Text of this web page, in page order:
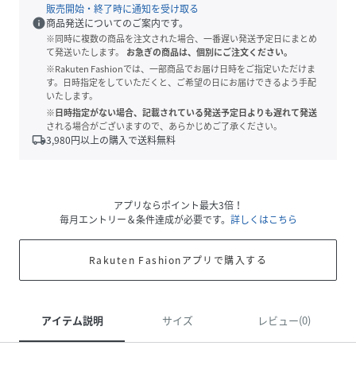
販売開始・終了時に通知を受け取る
info商品発送についてのご案内です。
※同時に複数の商品を注文された場合、一番遅い発送予定日にまとめ
て発送いたします。
お急ぎの商品は、個別にご注文ください。
※Rakuten Fashionでは、一部商品でお届け日時をご指定いただけま
す。日時指定をしていただくと、ご希望の日にお届けできるよう手配
いたします。
※日時指定がない場合、記載されている発送予定日よりも遅れて発送
される場合がございますので、あらかじめご了承ください。
local_shipping3,980円以上の購入で送料無料
アプリならポイント最大3倍！
毎月エントリー＆条件達成が必要です。 詳しくはこちら
Rakuten Fashionアプリで購入する
アイテム説明 サイズ レビュー(0)